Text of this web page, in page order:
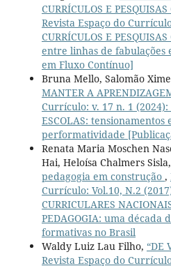
CURRÍCULOS E
Revista Espaço do
CURRÍCULOS E
entre linhas de fabulações
em Fluxo Contínuo]
Bruna Mello, Salomão
MANTER A
Currículo: v. 17 n. 1 (2024):
ESCOLAS:
performatividade
Renata Maria Moschen
Hai, Heloísa Chalmers Sisla,
pedagogia em construção ,
Currículo: Vol.10, N.2
CURRICULARES
PEDAGOGIA: uma década
formativas no Brasil
Waldy Luiz Lau Filho, “DE
Revista Espaço do